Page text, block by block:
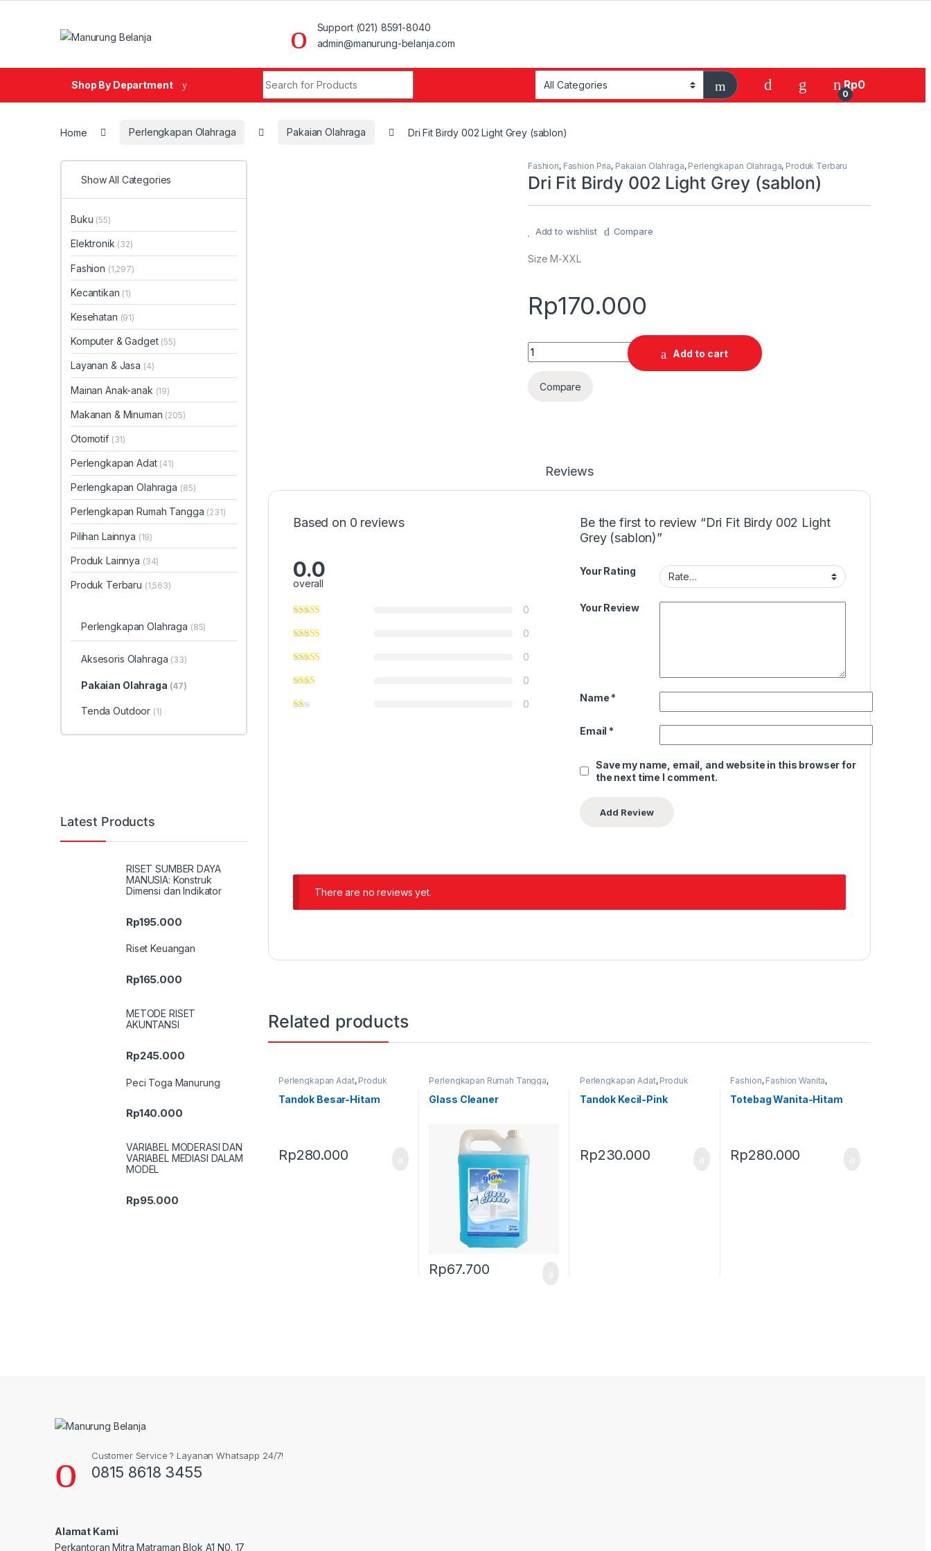
Support (021) 8591-8040
admin@manurung-belanja.com
Shop By Department
0
Rp0
Home Perlengkapan Olahraga Pakaian Olahraga Dri Fit Birdy 002 Light Grey (sablon)
Fashion, Fashion Pria, Pakaian Olahraga, Perlengkapan Olahraga, Produk Terbaru
Dri Fit Birdy 002 Light Grey (sablon)
Add to wishlist Compare
Size M-XXL
Rp170.000
Quantity
Add to cart
Compare
Reviews
Based on 0 reviews
0.0
overall
0
0
0
0
0
Be the first to review “Dri Fit Birdy 002 Light
Grey (sablon)”
Your Rating
Your Review
Name *
Email *
Save my name, email, and website in this browser for
the next time I comment.
There are no reviews yet.
Related products
Perlengkapan Adat, Produk
Terbaru
Tandok
Tandok Besar-Hitam
Rp280.000
Perlengkapan Rumah Tangga,
Produk Terbaru
Glass Cleaner
Rp67.700
Perlengkapan Adat, Produk
Terbaru
Tandok
Tandok Kecil-Pink
Rp230.000
Fashion, Fashion Wanita,
Perlengkapan Adat
Produk
Terbaru,Tas
Totebag Wanita-Hitam
Rp280.000
Show All Categories
Buku (55)
Elektronik (32)
Fashion (1,297)
Kecantikan (1)
Kesehatan (91)
Komputer & Gadget (55)
Layanan & Jasa (4)
Mainan Anak-anak (19)
Makanan & Minuman (205)
Otomotif (31)
Perlengkapan Adat (41)
Perlengkapan Olahraga (85)
Perlengkapan Rumah Tangga (231)
Pilihan Lainnya (19)
Produk Lainnya (34)
Produk Terbaru (1,563)
Perlengkapan Olahraga (85)
Aksesoris Olahraga (33)
Pakaian Olahraga (47)
Tenda Outdoor (1)
Latest Products
RISET SUMBER DAYA
MANUSIA: Konstruk
Dimensi dan Indikator
Rp195.000
Riset Keuangan
Rp165.000
METODE RISET
AKUNTANSI
Rp245.000
Peci Toga Manurung
Rp140.000
VARIABEL MODERASI DAN
VARIABEL MEDIASI DALAM
MODEL
Rp95.000
Customer Service ? Layanan Whatsapp 24/7!
0815 8618 3455
Alamat Kami
Perkantoran Mitra Matraman Blok A1 N0. 17